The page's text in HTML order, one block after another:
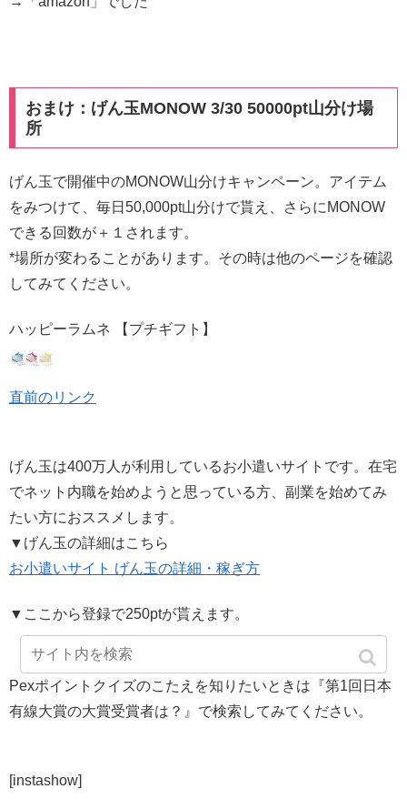
おまけ：げん玉MONOW 3/30 50000pt山分け場
所
げん玉で開催中のMONOW山分けキャンペーン。アイテム
をみつけて、毎日50,000pt山分けで貰え、さらにMONOW
できる回数が＋１されます。
*場所が変わることがあります。その時は他のページを確認
してみてください。
ハッピーラムネ 【プチギフト】
直前のリンク
げん玉は400万人が利用しているお小遣いサイトです。在宅
でネット内職を始めようと思っている方、副業を始めてみ
たい方におススメします。
▼げん玉の詳細はこちら
お小遣いサイト げん玉の詳細・稼ぎ方
▼ここから登録で250ptが貰えます。
Pexポイントクイズのこたえを知りたいときは『第1回日本
有線大賞の大賞受賞者は？』で検索してみてください。
[instashow]